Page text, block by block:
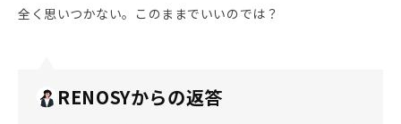
全く思いつかない。このままでいいのでは？
RENOSYからの返答